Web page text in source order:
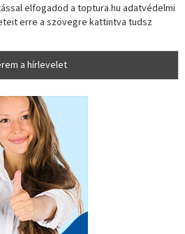
elfogadod a toptura.hu adatvédelmi
erre a szövegre kattintva tudsz